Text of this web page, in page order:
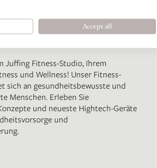
Juffing Fitness-Studio, Ihrem
und Wellness! Unser Fitness-
sich an gesundheitsbewusste und
Menschen. Erleben Sie
und neueste Hightech-Geräte
und
Accept all